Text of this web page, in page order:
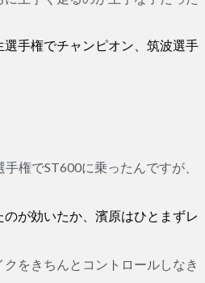
手権でチャンピオン、筑波選手
権でST600に乗ったんですが、
が効いたか、濱原はひとまずレ
をきちんとコントロールしなき